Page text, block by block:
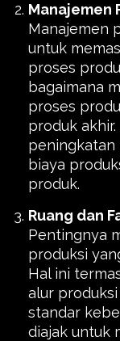
Manajemen
Manajemen
untuk
proses
bagaimana
proses
produk
peningkatan
biaya
produk.
Ruang dan
Pentingnya
produksi
Hal ini
alur
standar
diajak untuk